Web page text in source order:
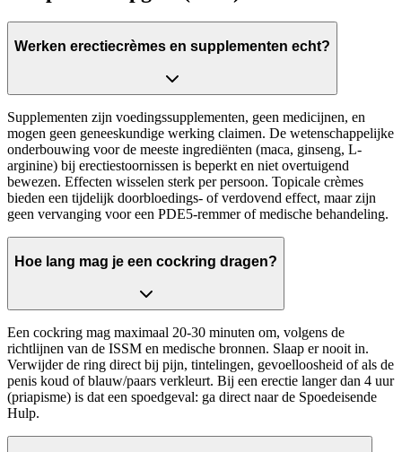
Werken erectiecrèmes en supplementen echt?
Supplementen zijn voedingssupplementen, geen medicijnen, en
mogen geen geneeskundige werking claimen. De wetenschappelijke
onderbouwing voor de meeste ingrediënten (maca, ginseng, L-
arginine) bij erectiestoornissen is beperkt en niet overtuigend
bewezen. Effecten wisselen sterk per persoon. Topicale crèmes
bieden een tijdelijk doorbloedings- of verdovend effect, maar zijn
geen vervanging voor een PDE5-remmer of medische behandeling.
Hoe lang mag je een cockring dragen?
Een cockring mag maximaal 20-30 minuten om, volgens de
richtlijnen van de ISSM en medische bronnen. Slaap er nooit in.
Verwijder de ring direct bij pijn, tintelingen, gevoelloosheid of als de
penis koud of blauw/paars verkleurt. Bij een erectie langer dan 4 uur
(priapisme) is dat een spoedgeval: ga direct naar de Spoedeisende
Hulp.